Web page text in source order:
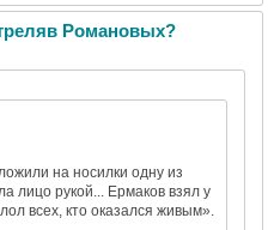
Романовых?
на носилки одну из
лицо рукой... Ермаков взял у
всех, кто оказался живым».